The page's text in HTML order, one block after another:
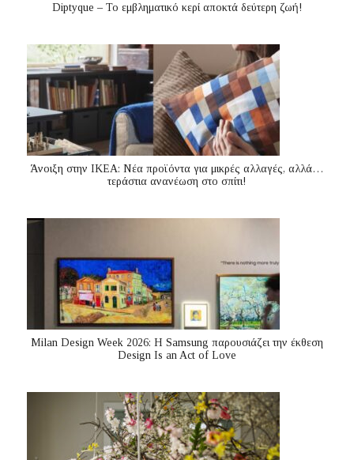
Diptyque – Το εμβληματικό κερί αποκτά δεύτερη ζωή!
Άνοιξη στην ΙΚΕΑ: Νέα προϊόντα για μικρές αλλαγές, αλλά…
τεράστια ανανέωση στο σπίτι!
Milan Design Week 2026: Η Samsung παρουσιάζει την έκθεση
Design Is an Act of Love